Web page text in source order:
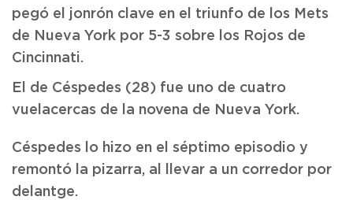
pegó el jonrón clave en el triunfo de los Mets
de Nueva York por 5-3 sobre los Rojos de
Cincinnati.
El de Céspedes (28) fue uno de cuatro
vuelacercas de la novena de Nueva York.
Céspedes lo hizo en el séptimo episodio y
remontó la pizarra, al llevar a un corredor por
delantge.